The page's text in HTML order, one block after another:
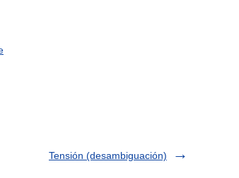
Tensión (desambiguación)